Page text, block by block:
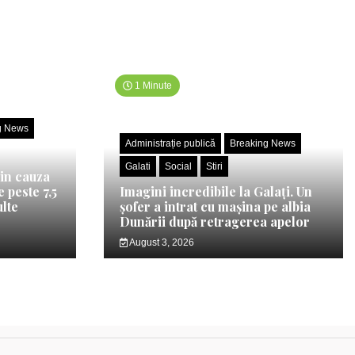
News
cauza
7,5
1 Minute
Administrație publică Breaking News
Galati Social Stiri
Imagini incredibile la Galați. Un
șofer a intrat cu mașina pe albia
Dunării după retragerea apelor
August 3, 2026